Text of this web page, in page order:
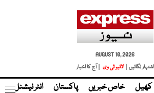
AUGUST 10, 2026
اشتہار لگائیں |
لائیو ٹی وی | آج کا اخبار
کھیل خاص خبریں پاکستان انٹر نیشنل